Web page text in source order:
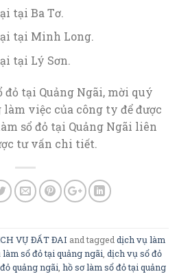
tại Ba Tơ.
tại Minh Long.
tại Lý Sơn.
đỏ tại Quảng Ngãi, mời quý
việc của công ty để được
sổ đỏ tại Quảng Ngãi liên
tư vấn chi tiết.
VỤ ĐẤT ĐAI and tagged dịch vụ làm
sổ đỏ tại quảng ngãi dịch vụ sổ đỏ
quảng ngãi hồ sơ làm sổ đỏ tại quảng